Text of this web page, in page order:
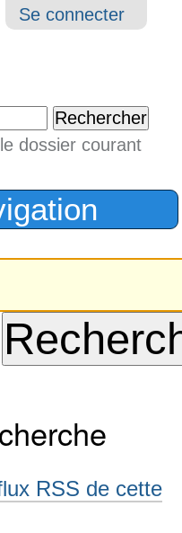
Outils
Se connecter
dossier courant
RSS de cette